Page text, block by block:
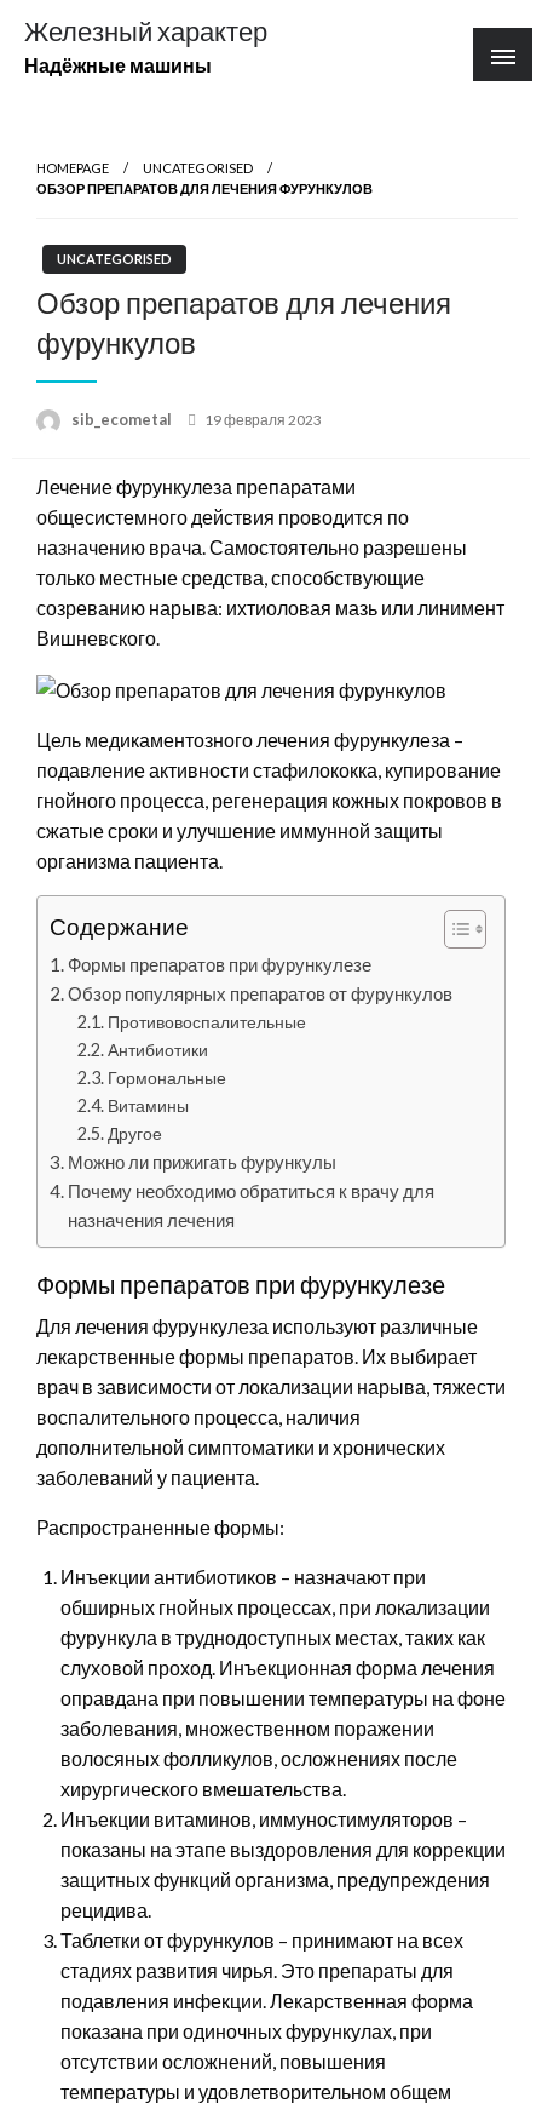
содержимому
Железный характер
Надёжные машины
HOMEPAGE
UNCATEGORISED
ОБЗОР ПРЕПАРАТОВ ДЛЯ ЛЕЧЕНИЯ ФУРУНКУЛОВ
UNCATEGORISED
Обзор препаратов для лечения
фурункулов
sib_ecometal
Posted
19 февраля 2023
Лечение фурункулеза препаратами
общесистемного действия проводится по
назначению врача. Самостоятельно разрешены
только местные средства, способствующие
созреванию нарыва: ихтиоловая мазь или линимент
Вишневского.
Цель медикаментозного лечения фурункулеза –
подавление активности стафилококка, купирование
гнойного процесса, регенерация кожных покровов в
сжатые сроки и улучшение иммунной защиты
организма пациента.
Содержание
Формы препаратов при фурункулезе
Обзор популярных препаратов от фурункулов
Противовоспалительные
Антибиотики
Гормональные
Витамины
Другое
Можно ли прижигать фурункулы
Почему необходимо обратиться к врачу для
назначения лечения
Формы препаратов при фурункулезе
Для лечения фурункулеза используют различные
лекарственные формы препаратов. Их выбирает
врач в зависимости от локализации нарыва, тяжести
воспалительного процесса, наличия
дополнительной симптоматики и хронических
заболеваний у пациента.
Распространенные формы:
Инъекции антибиотиков – назначают при
обширных гнойных процессах, при локализации
фурункула в труднодоступных местах, таких как
слуховой проход. Инъекционная форма лечения
оправдана при повышении температуры на фоне
заболевания, множественном поражении
волосяных фолликулов, осложнениях после
хирургического вмешательства.
Инъекции витаминов, иммуностимуляторов –
показаны на этапе выздоровления для коррекции
защитных функций организма, предупреждения
рецидива.
Таблетки от фурункулов – принимают на всех
стадиях развития чирья. Это препараты для
подавления инфекции. Лекарственная форма
показана при одиночных фурункулах, при
отсутствии осложнений, повышения
температуры и удовлетворительном общем